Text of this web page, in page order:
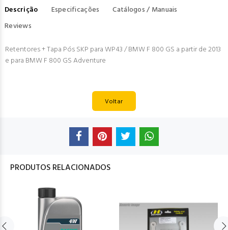
Descrição
Especificações
Catálogos / Manuais
Reviews
Retentores + Tapa Pós SKP para WP43 / BMW F 800 GS a partir de 2013
e para BMW F 800 GS Adventure
Voltar
PRODUTOS RELACIONADOS